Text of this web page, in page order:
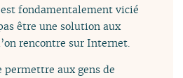
fondamentalement vicié
être une solution aux
rencontre sur Internet.
permettre aux gens de